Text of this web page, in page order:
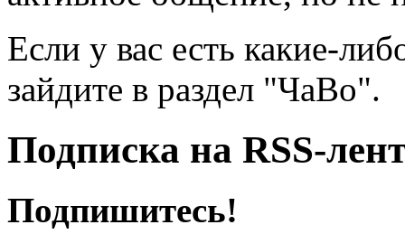
Если у вас есть какие-
зайдите в раздел "ЧаВо".
Подписка на RSS-
Подпишитесь!